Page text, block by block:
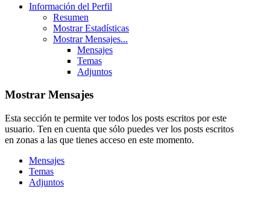
Información del Perfil
Resumen
Mostrar Estadísticas
Mostrar Mensajes...
Mensajes
Temas
Adjuntos
Mostrar Mensajes
Esta sección te permite ver todos los posts escritos por este
usuario. Ten en cuenta que sólo puedes ver los posts escritos
en zonas a las que tienes acceso en este momento.
Mensajes
Temas
Adjuntos